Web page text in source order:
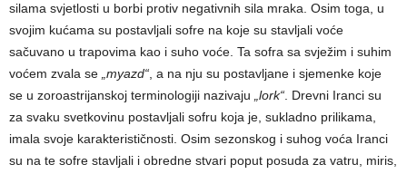
silama svjetlosti u borbi protiv negativnih sila mraka. Osim toga, u
svojim kućama su postavljali sofre na koje su stavljali voće
sačuvano u trapovima kao i suho voće. Ta sofra sa svježim i suhim
voćem zvala se „myazd“, a na nju su postavljane i sjemenke koje
se u zoroastrijanskoj terminologiji nazivaju „lork“. Drevni Iranci su
za svaku svetkovinu postavljali sofru koja je, sukladno prilikama,
imala svoje karakterističnosti. Osim sezonskog i suhog voća Iranci
su na te sofre stavljali i obredne stvari poput posuda za vatru, miris,